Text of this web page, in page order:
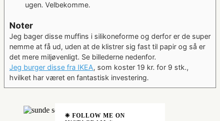
ugen. Velbekomme.
Noter
Jeg bager disse muffins i silikoneforme og derfor er de super
nemme at få ud, uden at de klistrer sig fast til papir og så er
det mere miljøvenligt. Se billederne nedenfor.
Jeg burger disse fra IKEA, som koster 19 kr. for 9 stk.,
hvilket har været en fantastisk investering.
❈ FOLLOW ME ON